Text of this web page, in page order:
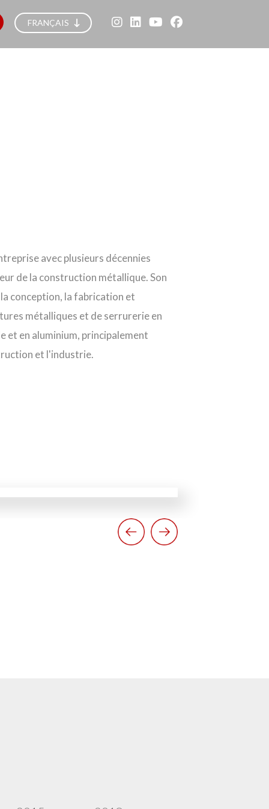
FRANÇAIS
avec plusieurs décennies
de la construction métallique. Son
conception, la fabrication et
métalliques et de serrurerie en
et en aluminium, principalement
et l'industrie.